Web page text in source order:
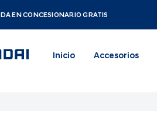
EN CONCESIONARIO GRATIS
Inicio Accesorios